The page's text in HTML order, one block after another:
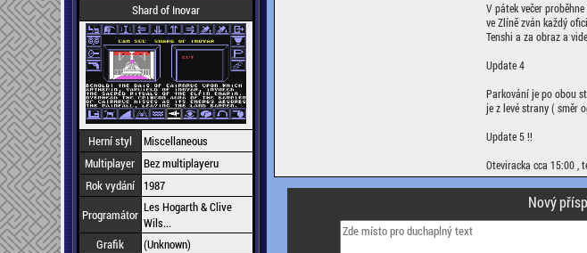
Shard of Inovar
Herní styl
Miscellaneous
Multiplayer Bez multiplayeru
Rok vydání
1987
Programátor Les Hogarth & Clive
Wils...
Grafik
(Unknown)
V pátek večer
ve Zlíně zván každý
Tenshi a za obraz a
Update 4
Parkování je po obou
je z levé strany ( směr
Update 5 !!
Oteviracka cca 15:00 ,
Nový